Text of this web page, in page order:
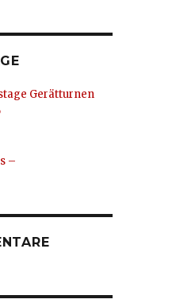
Gerätturnen
–